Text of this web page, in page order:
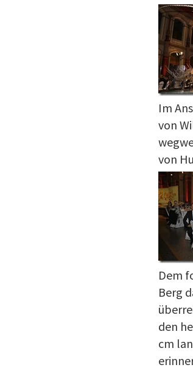
Im
von
von
Dem
Berg
den
cm